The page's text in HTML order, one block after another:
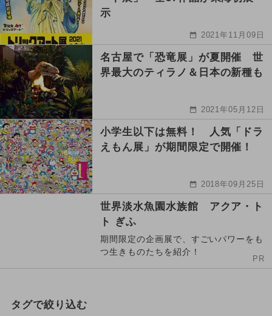
示
2021年11月09日
名古屋で「恐竜展」が夏開催 世
界最大のティラノ＆日本の新種も
2021年05月12日
小学生以下は無料！ 人気「ドラ
えもん展」が期間限定で開催！
2018年09月25日
世界淡水魚園水族館 アクア・ト
ト ぎふ
期間限定の企画展で、すごいパワーをも
つ生きものたちを紹介！
PR
タグで絞り込む